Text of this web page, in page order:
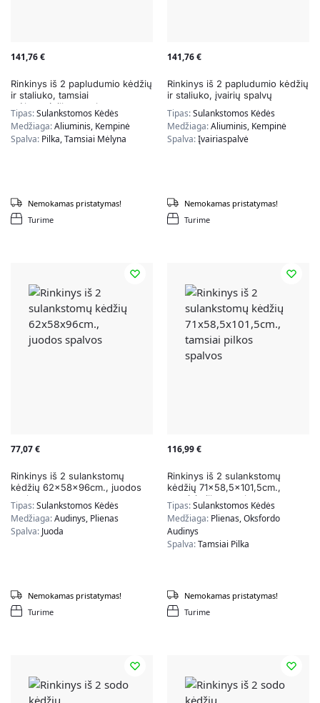
141,76€
Rinkinys iš 2 papludumio kėdžių
ir staliuko, tamsiai
mėlynos/pilkos spalvos
Tipas:Sulankstomos Kėdės
Medžiaga:Aliuminis, Kempinė
Spalva: Pilka, Tamsiai Mėlyna
Turime
Nemokamas pristatymas!
141,76€
Rinkinys iš 2 papludumio kėdžių
ir staliuko, įvairių spalvų
Tipas:Sulankstomos Kėdės
Medžiaga:Aliuminis, Kempinė
Spalva:Įvairiaspalvė
Turime
Nemokamas pristatymas!
77,07€
Rinkinys iš 2 sulankstomų
kėdžių 62x58x96cm., juodos
spalvos
Tipas:Sulankstomos Kėdės
Medžiaga:Audinys, Plienas
Spalva: Juoda
Turime
Nemokamas pristatymas!
116,99€
Rinkinys iš 2 sulankstomų
kėdžių 71×58,5×101,5cm.,
tamsiai pilkos spalvos
Tipas:Sulankstomos Kėdės
Medžiaga: Plienas, Oksfordo
Audinys
Spalva:Tamsiai Pilka
Turime
Nemokamas pristatymas!